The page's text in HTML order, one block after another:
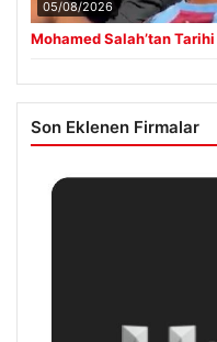
05/08/2026
Mohamed Salah’tan
Son Eklenen Firmalar